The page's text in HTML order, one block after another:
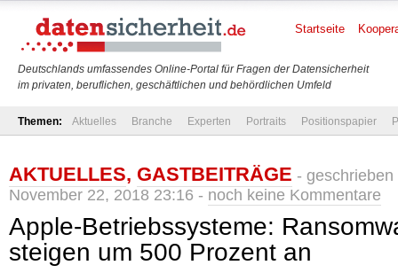
Deutschlands umfassendes Online-Portal für Fragen der Datensicherheit
im privaten, beruflichen, geschäftlichen und behördlichen Umfeld
Startseite
Themen: Aktuelles Branche Experten Portraits Positionspapier
AKTUELLES, GASTBEITRÄGE -
November 22, 2018 23:16 - noch keine Kommentare
Apple-Betriebssysteme:
steigen um 500 Prozent an